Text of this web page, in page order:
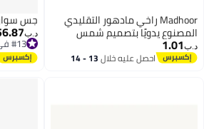
Madhoor راخي مادهور التقليدي
المصنوع يدويًا بتصميم شمس
ذهبية مع حجر فضي، راخي خيط
فاخر للأخ، راخي احتفالي بمناسبة
د.ب‏1.01
احصل عليه خلال 13 - 14
جس
د.ب‏
#13 في أساور نسائية
#13 في أساور نسائية